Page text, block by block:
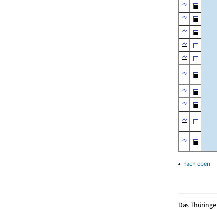
▴ nach oben
Das